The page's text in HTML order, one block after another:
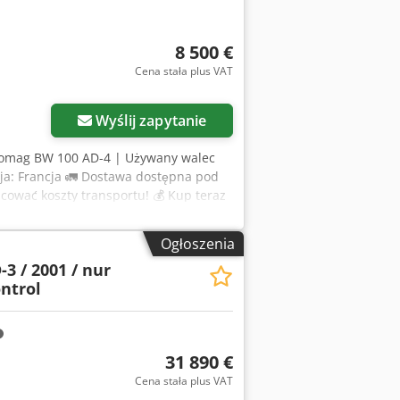
8 500 €
Cena stała plus VAT
Wyślij zapytanie
BW 100 AD-4 | Używany walec
Francja 🚛 Dostawa dostępna pod
koszty transportu! 💰 Kup teraz
dopłatą (po akceptacji)* 👷‍♂️
✅ 2 drobne
kilka rys i podejrzenie
z inspekcji, dodatkowe zdjęcia lub
do wyszukiwania
oferta są wyjątkowe: ✔ Kompleksowa
na miejsce pracy ✔ Gwarancja
innych maszyn? Oferujemy
sprzętu – wygodnie dostępne na
Ogłoszenia
3 / 2001 / nur
31 890 €
Cena stała plus VAT